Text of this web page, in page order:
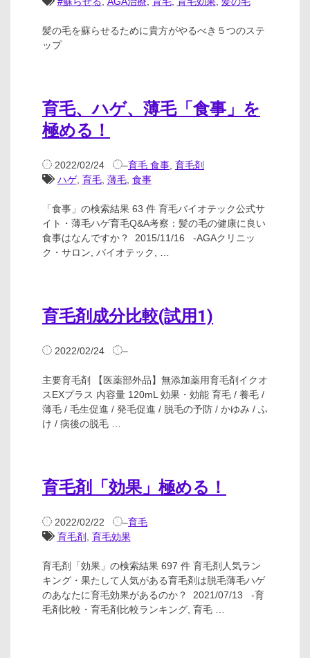
髪の毛を蘇らせるために貴方がやるべき５つのステ
ップ
育毛、ハゲ、薄毛「食事」を
極める！
2022/02/24 –育毛 食事 育毛剤
ハゲ, 育毛, 薄毛, 食事
「食事」の検索結果 63 件 育毛バイオテック公式サ
イト・薄毛ハゲ育毛Q&A考察：髪の毛の健康に良い
食事はなんですか？ 2015/11/16 -AGAクリニッ
ク・サロン, バイオテック, …
育毛剤成分比較(試用1)
2022/02/24 –
主要育毛剤 【医薬部外品】無添加薬用育毛剤イクオ
スEXプラス 内容量 120mL 効果・効能 育毛 / 養毛 /
薄毛 / 毛生促進 / 発毛促進 / 脱毛の予防 / かゆみ / ふ
け / 病後の脱毛 …
育毛剤「効果」極める！
2022/02/22 –育毛
育毛剤, 育毛効果
育毛剤「効果」の検索結果 697 件 育毛剤人気ラン
キング・果たして人気がある育毛剤は脱毛薄毛ハゲ
のあなたに育毛効果があるのか？ 2021/07/13 -育
毛剤比較・育毛剤比較ランキング, 育毛 …